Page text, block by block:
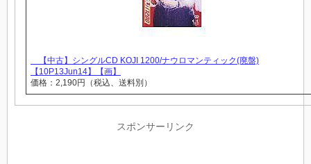
【中古】シングルCD KOJI 1200/ナウロマンティック(廃盤)
【10P13Jun14】【画】
価格：2,190円（税込、送料別）
スポンサーリンク